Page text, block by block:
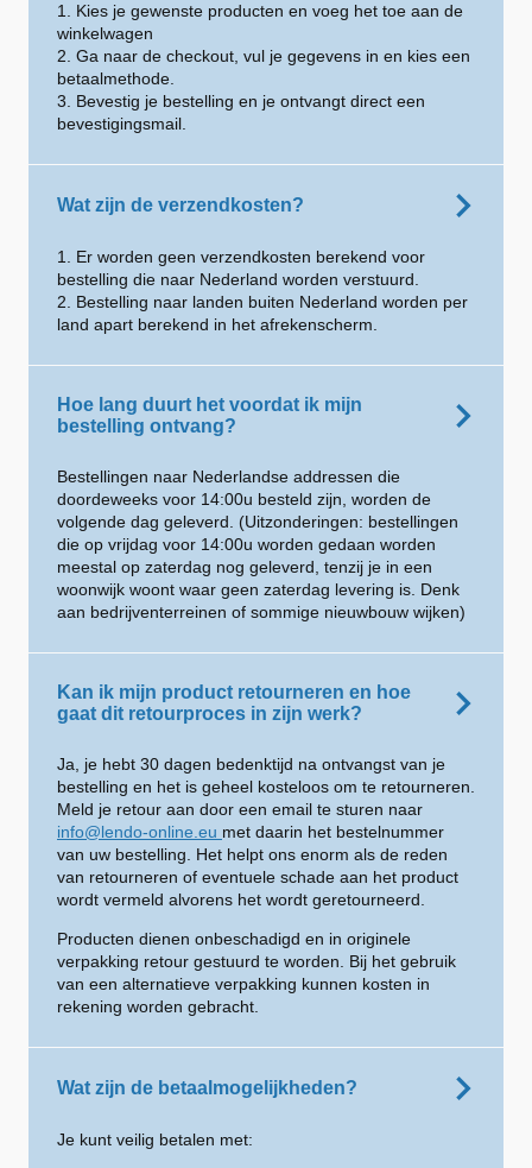
1. Kies je gewenste producten en voeg het toe aan de
winkelwagen
2. Ga naar de checkout, vul je gegevens in en kies een
betaalmethode.
3. Bevestig je bestelling en je ontvangt direct een
bevestigingsmail.
Wat zijn de verzendkosten?
1. Er worden geen verzendkosten berekend voor
bestelling die naar Nederland worden verstuurd.
2. Bestelling naar landen buiten Nederland worden per
land apart berekend in het afrekenscherm.
Hoe lang duurt het voordat ik mijn
bestelling ontvang?
Bestellingen naar Nederlandse addressen die
doordeweeks voor 14:00u besteld zijn, worden de
volgende dag geleverd. (Uitzonderingen: bestellingen
die op vrijdag voor 14:00u worden gedaan worden
meestal op zaterdag nog geleverd, tenzij je in een
woonwijk woont waar geen zaterdag levering is. Denk
aan bedrijventerreinen of sommige nieuwbouw wijken)
Kan ik mijn product retourneren en hoe
gaat dit retourproces in zijn werk?
Ja, je hebt 30 dagen bedenktijd na ontvangst van je
bestelling en het is geheel kosteloos om te retourneren.
Meld je retour aan door een email te sturen naar
info@lendo-online.eu met daarin het bestelnummer
van uw bestelling. Het helpt ons enorm als de reden
van retourneren of eventuele schade aan het product
wordt vermeld alvorens het wordt geretourneerd.
Producten dienen onbeschadigd en in originele
verpakking retour gestuurd te worden. Bij het gebruik
van een alternatieve verpakking kunnen kosten in
rekening worden gebracht.
Wat zijn de betaalmogelijkheden?
Je kunt veilig betalen met: